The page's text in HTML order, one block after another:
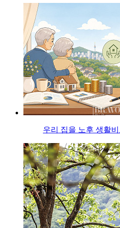
우리 집을 노후 생활